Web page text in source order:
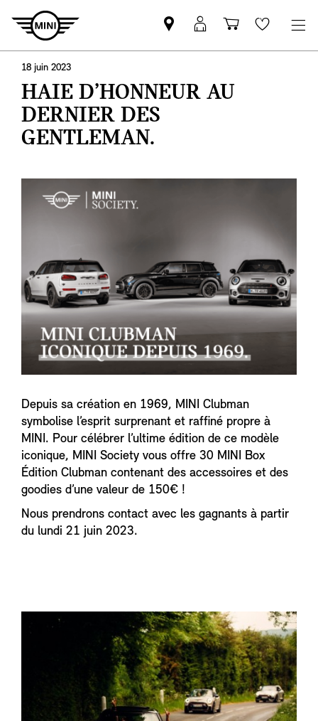
Trouver
un
MINI
Connexion
MyMINI
PanierFavoris
18 juin 2023
HAIE D’HONNEUR AU
DERNIER DES
GENTLEMAN.
Depuis sa création en 1969, MINI Clubman
symbolise l’esprit surprenant et raffiné propre à
MINI. Pour célébrer l’ultime édition de ce modèle
iconique, MINI Society vous offre 30 MINI Box
Édition Clubman contenant des accessoires et des
goodies d’une valeur de 150€ !
Nous prendrons contact avec les gagnants à partir
du lundi 21 juin 2023.